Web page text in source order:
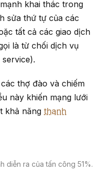
khai thác trong
sửa thứ tự của các
tất cả các giao dịch
là từ chối dịch vụ
thợ đào và chiếm
này khiến mạng lưới
khả năng thanh
diễn ra của tấn công 51%.